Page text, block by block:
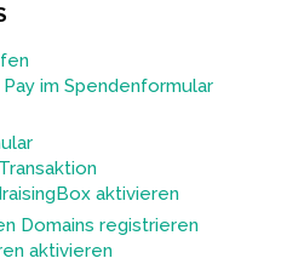
im Spendenformular
aktivieren
Domains registrieren
aktivieren